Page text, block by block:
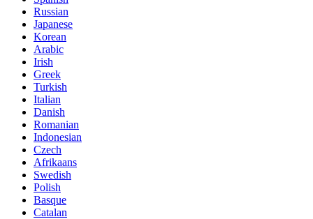
Russian
Japanese
Korean
Arabic
Irish
Greek
Turkish
Italian
Danish
Romanian
Indonesian
Czech
Afrikaans
Swedish
Polish
Basque
Catalan